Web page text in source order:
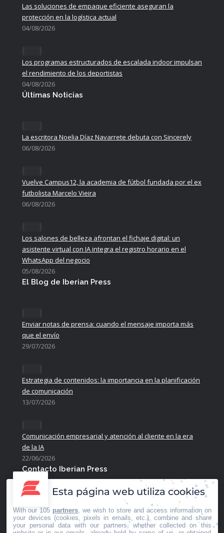
Las soluciones de empaque eficiente aseguran la
protección en la logística actual
04/08/2026
Los programas estructurados de escalada indoor impulsan
el rendimiento de los deportistas
04/08/2026
Últimas Noticias
La escritora Noelia Díaz Navarrete debuta con Sincerely
06/08/2026
Vuelve Campus12, la academia de fútbol fundada por el ex
futbolista Marcelo Vieira
06/08/2026
Los salones de belleza afrontan el fichaje digital: un
asistente virtual con IA integra el registro horario en el
WhatsApp del negocio
05/08/2026
El Blog de Iberian Press
Enviar notas de prensa: cuando el mensaje importa más
que el envío
29/07/2026
Estrategia de contenidos: la importancia en la planificación
de comunicación
13/07/2026
Comunicación empresarial y atención al cliente en la era
de la IA
22/06/2026
Contacto Iberian Press
Principales vías de contacto:
E-mail:
info@iberianpress.es
Teléfono:
Esta página web utiliza cookies
With our 105 partners , we wish to store and access information on
your devices (cookies, pixels in emails, etc.), combine and share
your personal data with our partners, whether collected on this